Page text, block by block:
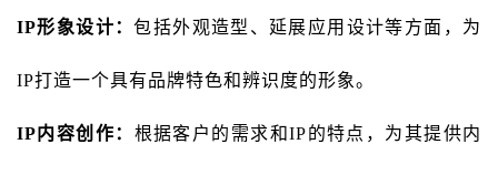
IP形象设计：包括外观造型、延展应用设计等方面，为
IP打造一个具有品牌特色和辨识度的形象。
IP内容创作： 根据客户的需求和IP的特点，为其提供内